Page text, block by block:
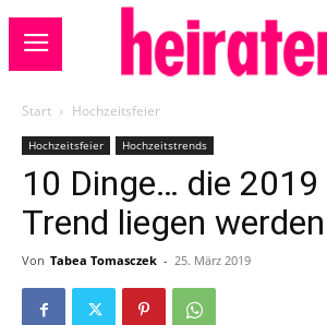
Start Hochzeitsfeier
Hochzeitsfeier Hochzeitstrends
10 Dinge… die
Trend liegen werden
Von Tabea Tomasczek - 25. März 2019